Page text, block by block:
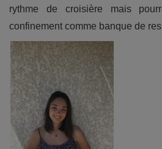
rythme de croisière mais
confinement comme banque de